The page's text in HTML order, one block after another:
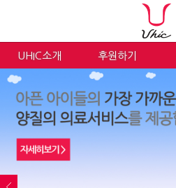
UHIC소개 후원하기